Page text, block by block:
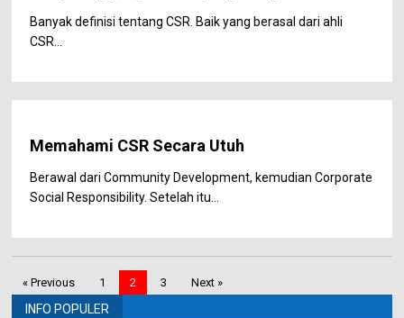
Banyak definisi tentang CSR. Baik yang berasal dari ahli
CSR...
Memahami CSR Secara Utuh
Berawal dari Community Development, kemudian Corporate
Social Responsibility. Setelah itu...
« Previous 1 2 3 Next »
INFO POPULER